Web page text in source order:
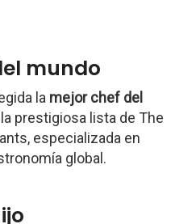
mundo
la mejor chef del
prestigiosa lista de The
especializada en
global.